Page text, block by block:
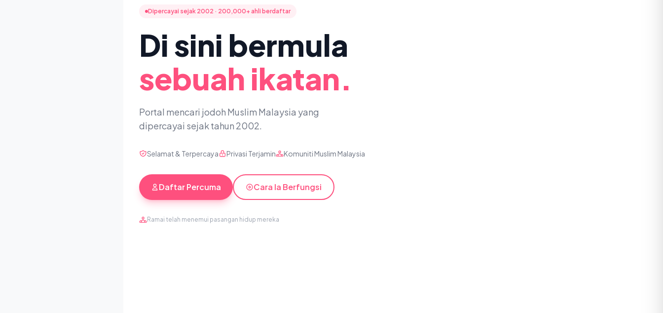
Dipercayai sejak 2002 · 200,000+ ahli berdaftar
Di sini bermula
sebuah ikatan.
Portal mencari jodoh Muslim Malaysia yang
dipercayai sejak tahun 2002.
Selamat & Terpercaya Privasi Terjamin Komuniti Muslim Malaysia
Daftar Percuma Cara Ia Berfungsi
Ramai telah menemui pasangan hidup mereka